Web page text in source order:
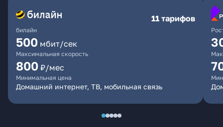
билайн
11 тарифов
500 мбит/сек
Максимальная скорость
800 ₽/мес
Минимальная цена
Домашний интернет, ТВ, мобильная связь